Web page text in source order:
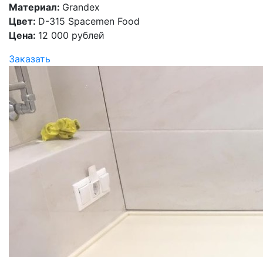
Материал: Grandex
Цвет: D-315 Spacemen Food
Цена: 12 000 рублей
Заказать